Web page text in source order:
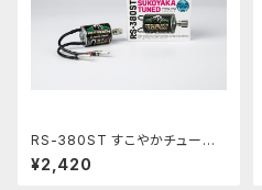
RS-380ST すこやかチューン
モーター 10枚ピニオン付
¥2,420